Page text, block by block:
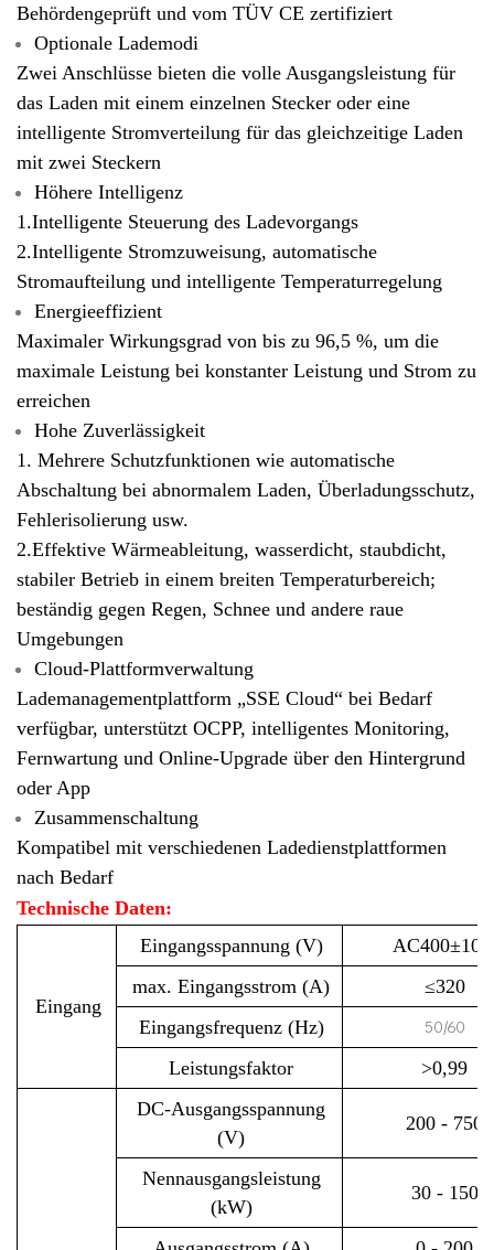
Behördengeprüft und vom TÜV CE zertifiziert
Optionale Lademodi
Zwei Anschlüsse bieten die volle Ausgangsleistung für
das Laden mit einem einzelnen Stecker oder eine
intelligente Stromverteilung für das gleichzeitige Laden
mit zwei Steckern
Höhere Intelligenz
1.Intelligente Steuerung des Ladevorgangs
2.Intelligente Stromzuweisung, automatische
Stromaufteilung und intelligente Temperaturregelung
Energieeffizient
Maximaler Wirkungsgrad von bis zu 96,5 %, um die
maximale Leistung bei konstanter Leistung und Strom zu
erreichen
Hohe Zuverlässigkeit
1. Mehrere Schutzfunktionen wie automatische
Abschaltung bei abnormalem Laden, Überladungsschutz,
Fehlerisolierung usw.
2.Effektive Wärmeableitung, wasserdicht, staubdicht,
stabiler Betrieb in einem breiten Temperaturbereich;
beständig gegen Regen, Schnee und andere raue
Umgebungen
Cloud-Plattformverwaltung
Lademanagementplattform „SSE Cloud“ bei Bedarf
verfügbar, unterstützt OCPP, intelligentes Monitoring,
Fernwartung und Online-Upgrade über den Hintergrund
oder App
Zusammenschaltung
Kompatibel mit verschiedenen Ladedienstplattformen
nach Bedarf
Technische Daten:
Eingang
Eingangsspannung (V)
max. Eingangsstrom (A)
≤320
Eingangsfrequenz (Hz)
50/60
Leistungsfaktor
>0,99
DC-Ausgangsspannung
(V)
200 - 750
Nennausgangsleistung
(kW)
30 - 150